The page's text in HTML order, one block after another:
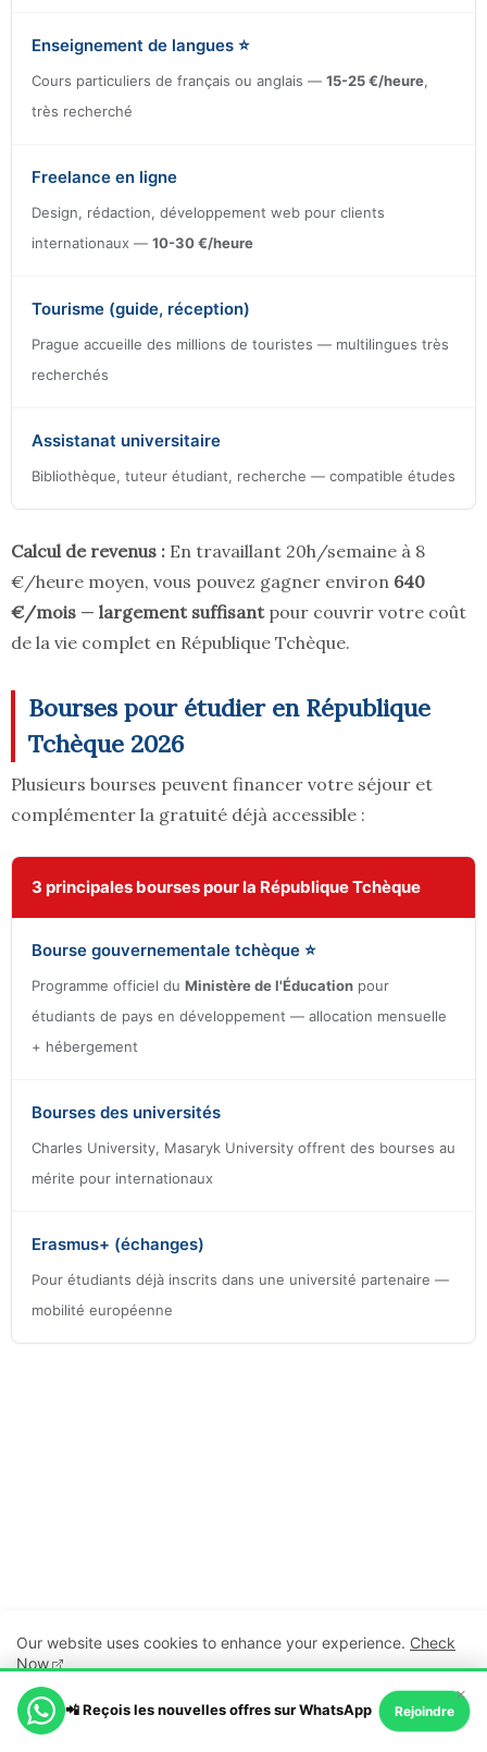
Enseignement de langues ⭐
Cours particuliers de français ou anglais — 15-25 €/heure,
très recherché
Freelance en ligne
Design, rédaction, développement web pour clients
internationaux — 10-30 €/heure
Tourisme (guide, réception)
Prague accueille des millions de touristes — multilingues très
recherchés
Assistanat universitaire
Bibliothèque, tuteur étudiant, recherche — compatible études
Calcul de revenus : En travaillant 20h/semaine à 8
€/heure moyen, vous pouvez gagner environ 640
€/mois — largement suffisantpour couvrir votre coût
de la vie complet en République Tchèque.
Bourses pour étudier en République
Tchèque 2026
Plusieurs bourses peuvent financer votre séjour et
complémenter la gratuité déjà accessible :
3 principales bourses pour la République Tchèque
Bourse gouvernementale tchèque ⭐
Programme officiel du Ministère de l'Éducation pour
étudiants de pays en développement — allocation mensuelle
+ hébergement
Bourses des universités
Charles University, Masaryk University offrent des bourses au
mérite pour internationaux
Erasmus+ (échanges)
Pour étudiants déjà inscrits dans une université partenaire —
mobilité européenne
Our website uses cookies to enhance your experience. Check
Now
Ok, Go it!
×
📲 Reçois les nouvelles offres sur WhatsApp Rejoindre